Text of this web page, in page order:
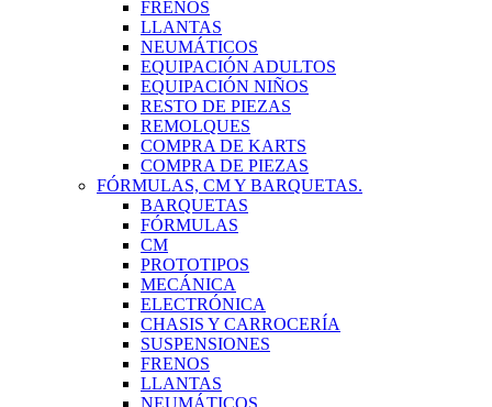
FRENOS
LLANTAS
NEUMÁTICOS
EQUIPACIÓN ADULTOS
EQUIPACIÓN NIÑOS
RESTO DE PIEZAS
REMOLQUES
COMPRA DE KARTS
COMPRA DE PIEZAS
FÓRMULAS, CM Y BARQUETAS.
BARQUETAS
FÓRMULAS
CM
PROTOTIPOS
MECÁNICA
ELECTRÓNICA
CHASIS Y CARROCERÍA
SUSPENSIONES
FRENOS
LLANTAS
NEUMÁTICOS